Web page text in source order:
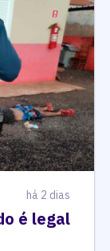
há 2 dias
é legal